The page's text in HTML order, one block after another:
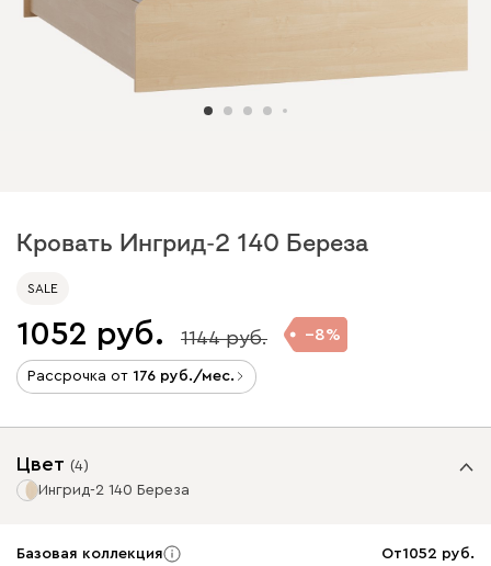
Кровать Ингрид-2 140 Береза
SALE
1052 1144 8
Рассрочка от 176 /мес.
Цвет (4)
Ингрид-2 140 Береза
Базовая коллекция От1052